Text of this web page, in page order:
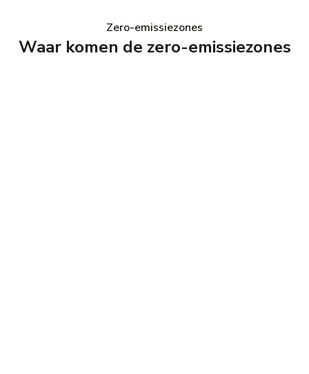
Zero-emissiezones
Waar komen de zero-emissiezones